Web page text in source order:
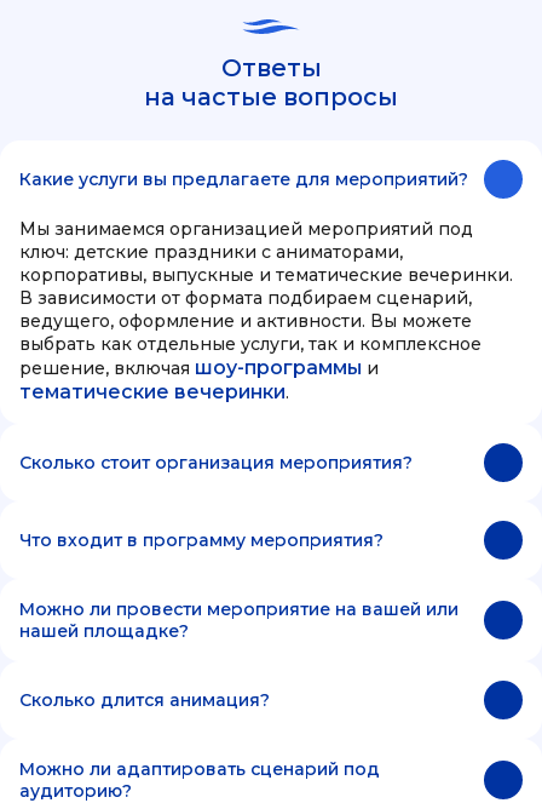
Ответы
на частые вопросы
Какие услуги вы предлагаете для мероприятий?
Мы занимаемся организацией мероприятий под
ключ: детские праздники с аниматорами,
корпоративы, выпускные и тематические вечеринки.
В зависимости от формата подбираем сценарий,
ведущего, оформление и активности. Вы можете
выбрать как отдельные услуги, так и комплексное
решение, включая шоу-программы и
тематические вечеринки.
Сколько стоит организация мероприятия?
Что входит в программу мероприятия?
Можно ли провести мероприятие на вашей или
нашей площадке?
Сколько длится анимация?
Можно ли адаптировать сценарий под
аудиторию?